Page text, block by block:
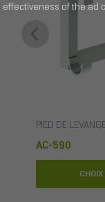
,PIEDS DE
AC-590